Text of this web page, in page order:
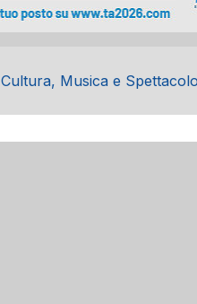
Cultura, Musica e